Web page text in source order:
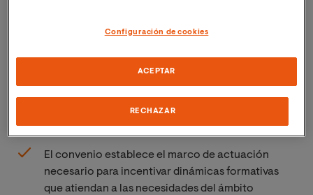
y empresa
por la rectora de VIU, Dra. Eva María Giner, y el
presidente de la CEV, Salvador Navarro
El convenio establece el marco de actuación
necesario para incentivar dinámicas formativas
que atiendan a las necesidades del ámbito
Configuración de cookies
RECHAZAR
ACEPTAR